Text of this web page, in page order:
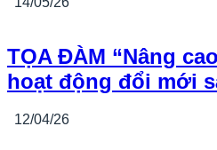
TỌA ĐÀM “Nâng
hoạt động đổi mới
12/04/26